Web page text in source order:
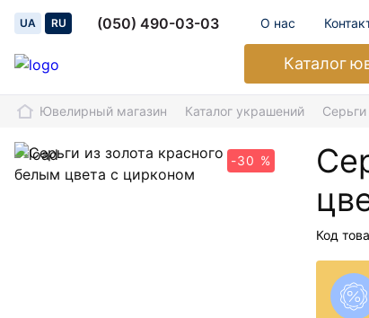
UA RU (050) 490-03-03 О нас
Каталог
Ювелирный магазин Каталог украшений Серьги
-30 %
Код